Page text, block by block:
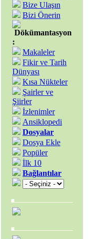
Bize Ulaşın
Bizi Önerin
Dökümantasyon
:
Makaleler
Fikir ve Tarih
Dünyası
Kısa Nükteler
Şairler ve
Şiirler
İzlenimler
Ansiklopedi
Dosyalar
Dosya Ekle
Popüler
İlk 10
Bağlantılar